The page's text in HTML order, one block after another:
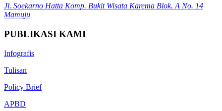
Jl. Soekarno Hatta Komp. Bukit Wisata Karema Blok. A No. 14
Mamuju
PUBLIKASI KAMI
Infografis
Tulisan
Policy Brief
APBD